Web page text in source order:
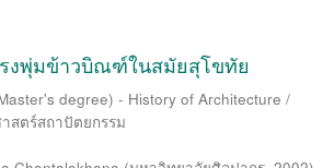
งพุ่มข้าวบิณฑ์ในสมัยสุโขทัย
degree) - History of Architecture /
สตร์สถาปัตยกรรม